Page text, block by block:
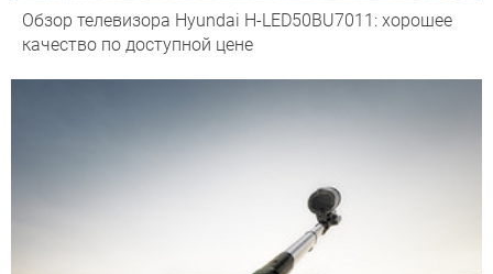
Обзор телевизора Hyundai H-LED50BU7011: хорошее
качество по доступной цене